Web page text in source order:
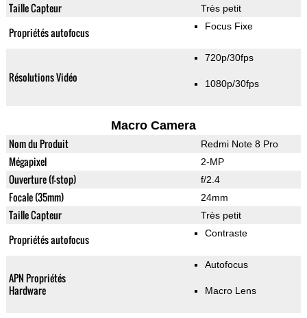
Taille Capteur Très petit
Propriétés autofocus Focus Fixe
Résolutions Vidéo
720p/30fps
1080p/30fps
Macro Camera
Nom du Produit Redmi Note 8 Pro
Mégapixel 2-MP
Ouverture (f-stop) f/2.4
Focale (35mm) 24mm
Taille Capteur Très petit
Propriétés autofocus Contraste
APN Propriétés
Hardware
Autofocus
Macro Lens